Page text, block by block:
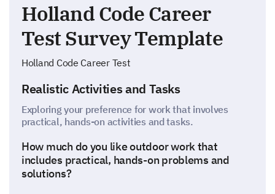
Holland Code Career
Test Survey Template
Holland Code Career Test
Realistic Activities and Tasks
Exploring your preference for work that involves
practical, hands-on activities and tasks.
How much do you like outdoor work that
includes practical, hands-on problems and
solutions?